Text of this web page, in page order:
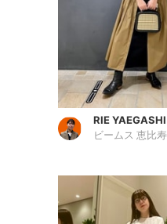
RIE YAEGASHI
ビームス 恵比寿